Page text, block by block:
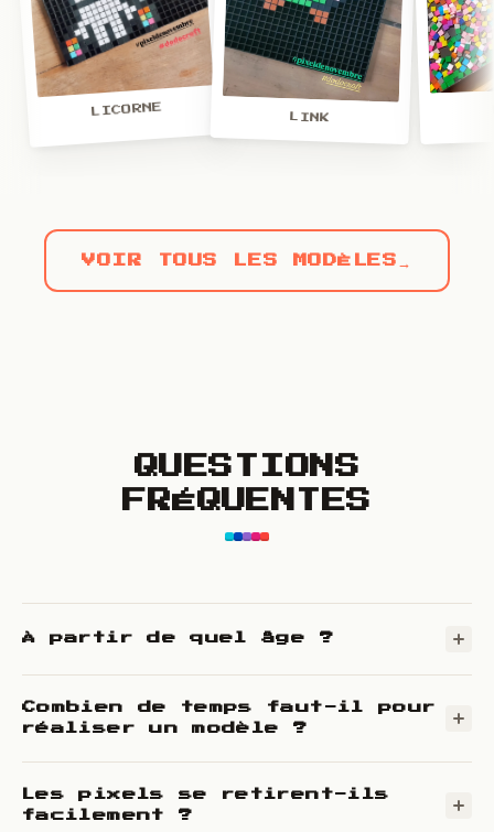
LICORNE
LINK
VOIR TOUS LES MODÈLES
QUESTIONS
FRÉQUENTES
À partir de quel âge ?
Combien de temps faut-il pour
réaliser un modèle ?
Les pixels se retirent-ils
facilement ?